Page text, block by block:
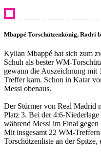
Mbappé Torschützenkönig, Rodri
Kylian Mbappé hat sich zum
Schuh als bester WM-
gewann die Auszeichnung
Treffer kam. Schon in Katar
Messi obenaus.
Der Stürmer von Real Madrid
Platz 3. Bei der 4:6-
während Messi im Final
Mit insgesamt 22 WM-
Torschützenliste an der